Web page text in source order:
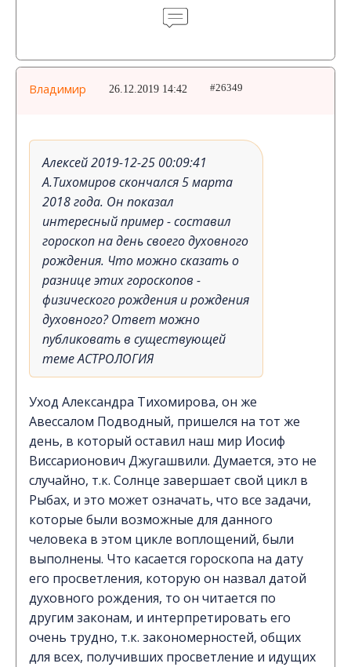
Владимир 26.12.2019 14:42 #26349
Алексей 2019-12-25 00:09:41
А.Тихомиров скончался 5 марта
2018 года. Он показал
интересный пример - составил
гороскоп на день своего духовного
рождения. Что можно сказать о
разнице этих гороскопов -
физического рождения и рождения
духовного? Ответ можно
публиковать в существующей
теме АСТРОЛОГИЯ
Уход Александра Тихомирова, он же
Авессалом Подводный, пришелся на тот же
день, в который оставил наш мир Иосиф
Виссарионович Джугашвили. Думается, это не
случайно, т.к. Солнце завершает свой цикл в
Рыбах, и это может означать, что все задачи,
которые были возможные для данного
человека в этом цикле воплощений, были
выполнены. Что касается гороскопа на дату
его просветления, которую он назвал датой
духовного рождения, то он читается по
другим законам, и интерпретировать его
очень трудно, т.к. закономерностей, общих
для всех, получивших просветление и идущих